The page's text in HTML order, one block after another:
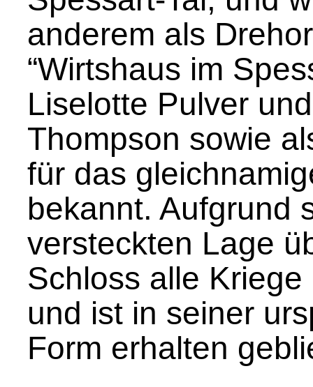
anderem als
“Wirtshaus im
Liselotte Pulver
Thompson sowie
für das
bekannt. Aufgrund
versteckten Lage
Schloss alle
und ist in seiner
Form erhalten